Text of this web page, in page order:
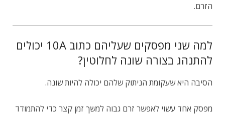
הזרם.
למה שני מפסקים שעליהם כתוב 10A יכולים
להתנהג בצורה שונה לחלוטין?
הסיבה היא שעקומת הניתוק שלהם יכולה להיות שונה.
מפסק אחד עשוי לאפשר זרם גבוה למשך זמן קצר כדי להתמודד